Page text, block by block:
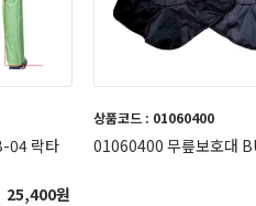
04 락타
25,400원
상품코드 : 01060400
01060400 무릎보호대